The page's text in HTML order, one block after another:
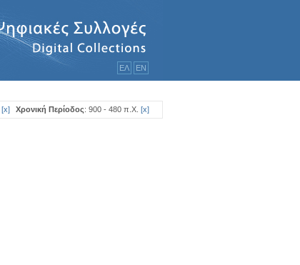
ΕΛ ΕΝ
[x] Χρονική Περίοδος: 900 - 480 π.Χ. [x]